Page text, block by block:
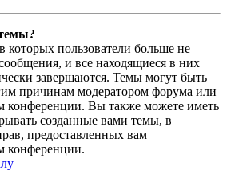
которых пользователи больше не
и все находящиеся в них
завершаются. Темы могут быть
причинам модератором форума или
конференции. Вы также можете иметь
созданные вами темы, в
предоставленных вам
конференции.